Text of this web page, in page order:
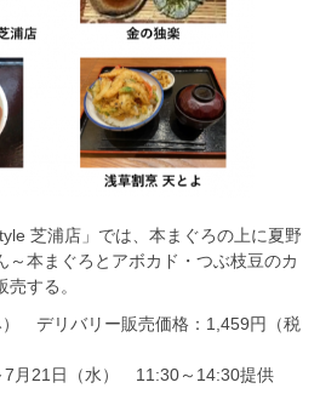
芝浦店」では、本まぐろの上に夏野
～本まぐろとアボカド・つぶ枝豆のカ
する。
） デリバリー販売価格：1,459円（税
7月21日（水） 11:30～14:30提供